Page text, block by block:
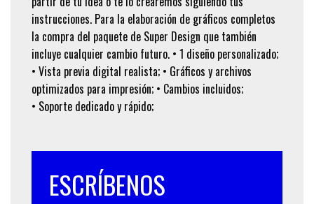
instrucciones. Para la elaboración de gráficos completos
la compra del paquete de Super Design que también
incluye cualquier cambio futuro. • 1 diseño personalizado;
• Vista previa digital realista; • Gráficos y archivos
optimizados para impresión; • Cambios incluidos;
• Soporte dedicado y rápido;
ESCRÍBENOS